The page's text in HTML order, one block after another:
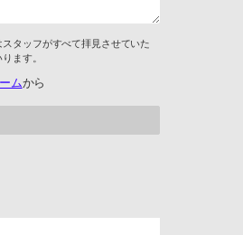
タッフがすべて拝見させていた
ます。
ムから